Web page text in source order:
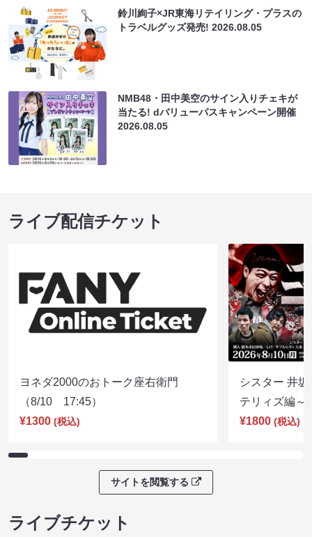
鈴川絢子×JR東海リテイリング・プラスの
トラベルグッズ発売!2026.08.05
NMB48・田中美空のサイン入りチェキが
当たる! dバリューパスキャンペーン開催
2026.08.05
ライブ配信チケット
ヨネダ2000のおトーク座右衛門
（8/10 17:45）
¥1300 (税込)
シスター 井
テリィズ編
¥1800 (税込)
サイトを閲覧する
ライブチケット